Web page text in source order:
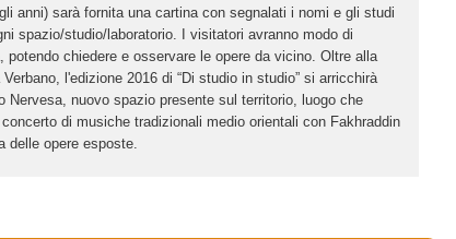
anni) sarà fornita una cartina con segnalati i nomi e gli studi
spazio/studio/laboratorio. I visitatori avranno modo di
chiedere e osservare le opere da vicino. Oltre alla
l'edizione 2016 di “Di studio in studio” si arricchirà
nuovo spazio presente sul territorio, luogo che
di musiche tradizionali medio orientali con Fakhraddin
delle opere esposte.